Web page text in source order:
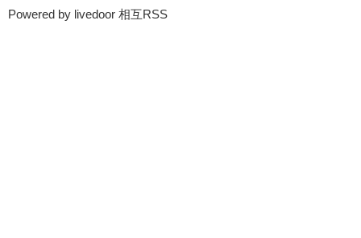
Powered by livedoor 相互RSS